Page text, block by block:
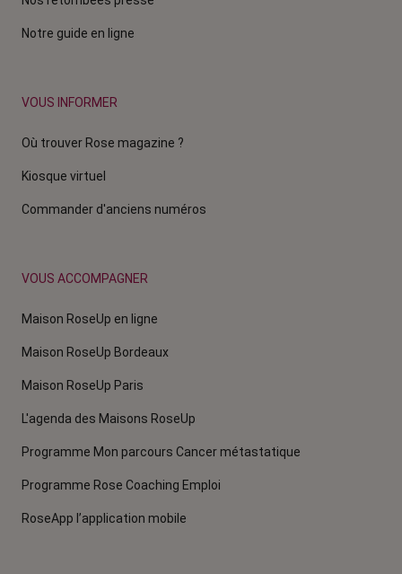
Notre guide en ligne
VOUS INFORMER
Où trouver Rose magazine ?
Kiosque virtuel
Commander d'anciens numéros
VOUS ACCOMPAGNER
Maison RoseUp en ligne
Maison RoseUp Bordeaux
Maison RoseUp Paris
L'agenda des Maisons RoseUp
Programme Mon parcours Cancer métastatique
Programme Rose Coaching Emploi
RoseApp l’application mobile